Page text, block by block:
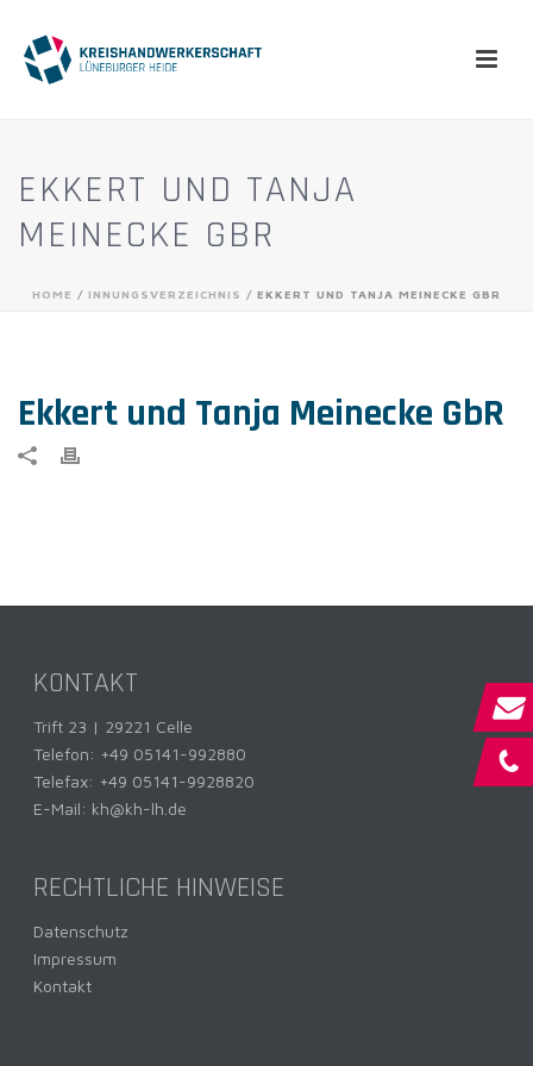
EKKERT UND TANJA
MEINECKE GBR
HOME / INNUNGSVERZEICHNIS / EKKERT UND TANJA MEINECKE GBR
Ekkert und Tanja Meinecke GbR
KONTAKT
Trift 23 | 29221 Celle
Telefon: +49 05141-992880
Telefax: +49 05141-9928820
E-Mail: kh@kh-lh.de
RECHTLICHE HINWEISE
Datenschutz
Impressum
Kontakt